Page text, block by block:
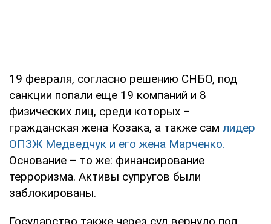
19 февраля, согласно решению СНБО, под
санкции попали еще 19 компаний и 8
физических лиц, среди которых –
гражданская жена Козака, а также сам лидер
ОПЗЖ Медведчук и его жена Марченко.
Основание – то же: финансирование
терроризма. Активы супругов были
заблокированы.